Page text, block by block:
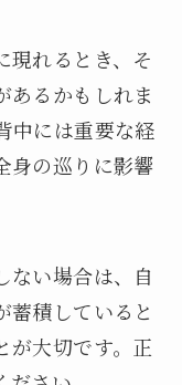
現れるとき、そ
あるかもしれま
中には重要な経
身の巡りに影響
ない場合は、自
蓄積していると
が大切です。正